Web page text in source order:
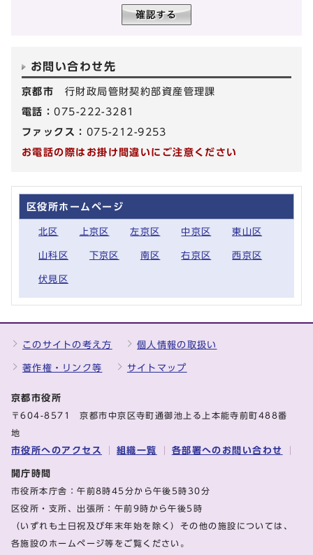
お問い合わせ先
京都市 行財政局管財契約部資産管理課
電話：075-222-3281
ファックス： 075-212-9253
お電話の際はお掛け間違いにご注意ください
区役所ホームページ
北区 上京区 左京区 中京区 東山区
山科区 下京区 南区 右京区 西京区
伏見区
このサイトの考え方 個人情報の取扱い
著作権・リンク等 サイトマップ
京都市役所
〒604-8571 京都市中京区寺町通御池上る上本能寺前町488番
地
市役所へのアクセス 組織一覧 各部署へのお問い合わせ
開庁時間
市役所本庁舎：午前8時45分から午後5時30分
区役所・支所、出張所：午前9時から午後5時
（いずれも土日祝及び年末年始を除く）その他の施設については、
各施設のホームページ等をご覧ください。